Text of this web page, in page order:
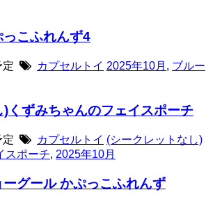
こふれんず4
定 カプセルトイ 2025年10月 , ブルー
くずみちゃんのフェイスポーチ
定 カプセルトイ (シークレットなし)
スポーチ, 2025年10月
グール かぷっこふれんず